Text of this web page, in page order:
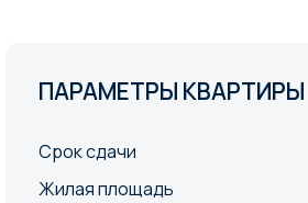
ПАРАМЕТРЫ КВАРТИРЫ
Срок сдачи
Жилая площадь